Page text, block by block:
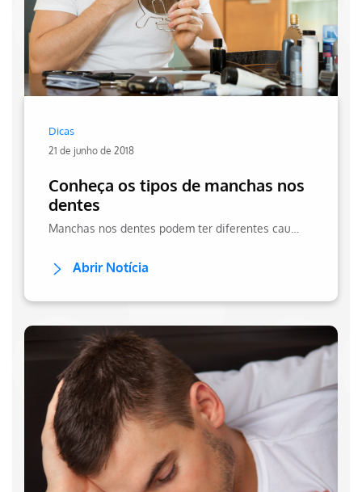
Dicas
21 de junho de 2018
Conheça os tipos de manchas nos
dentes
Abrir Notícia